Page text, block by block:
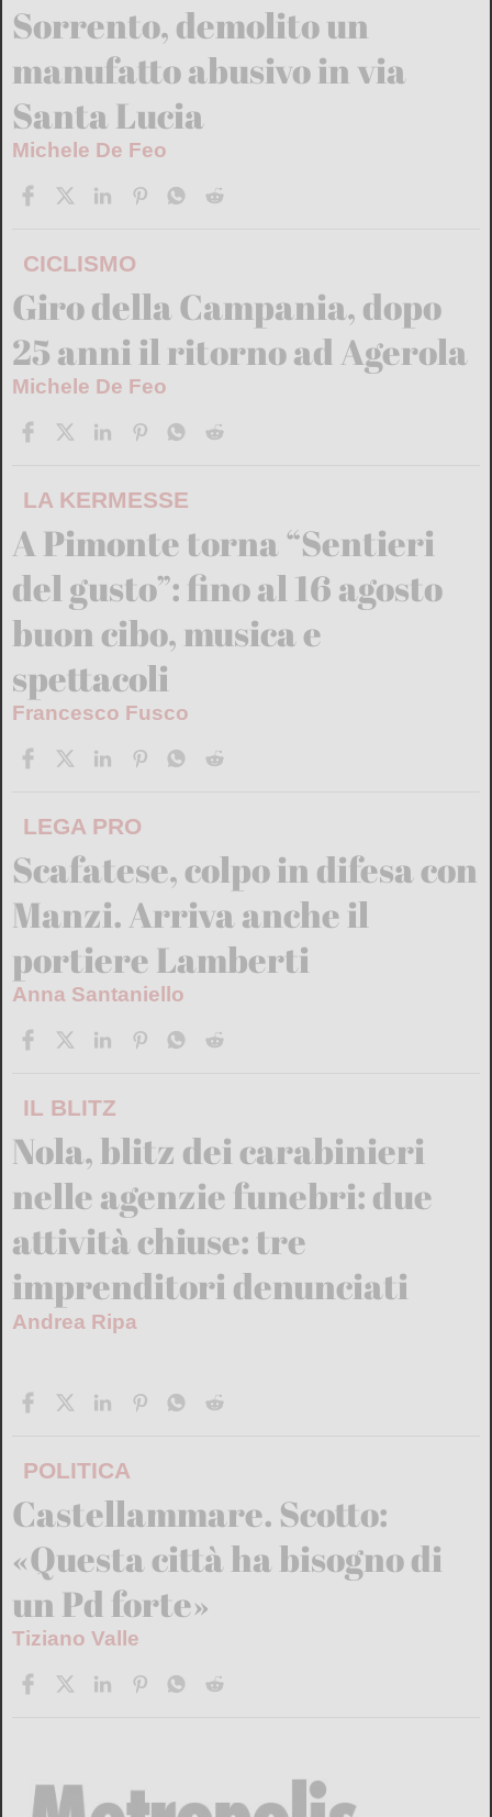
Sorrento, demolito un
manufatto abusivo in via
Santa Lucia
Michele De Feo
CICLISMO
Giro della Campania, dopo
25 anni il ritorno ad Agerola
Michele De Feo
LA KERMESSE
A Pimonte torna “Sentieri
del gusto”: fino al 16 agosto
buon cibo, musica e
spettacoli
Francesco Fusco
LEGA PRO
Scafatese, colpo in difesa con
Manzi. Arriva anche il
portiere Lamberti
Anna Santaniello
IL BLITZ
Nola, blitz dei carabinieri
nelle agenzie funebri: due
attività chiuse: tre
imprenditori denunciati
Andrea Ripa
POLITICA
Castellammare. Scotto:
«Questa città ha bisogno di
un Pd forte»
Tiziano Valle